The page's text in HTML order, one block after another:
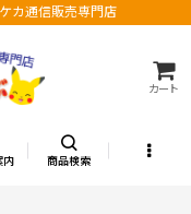
カ通信販売専門店
カート
内 商品検索